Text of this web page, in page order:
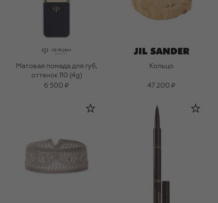
Матовая помада для губ,
оттенок 110 (4g)
6 500 ₽
Кольцо
47 200 ₽